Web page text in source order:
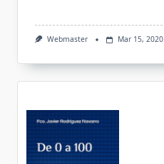
Webmaster Mar 15, 2020